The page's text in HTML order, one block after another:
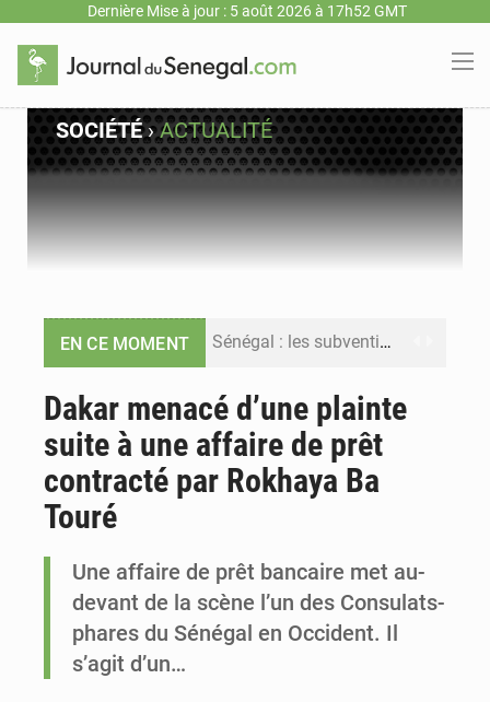
Dernière Mise à jour : 5 août 2026 à 17h52 GMT
SOCIÉTÉ›ACTUALITÉ
EN CE MOMENT Sénégal : les subventions à l’énergie bondissent à 729 milliards FCFA pour contenir les prix des carburants et de l’électricité
Sénégal : Ousmane Diagne prêtera serment le 11 août comme président du Conseil constitutionnel
Dakar menacé d’une plainte
suite à une affaire de prêt
contracté par Rokhaya Ba
Touré
Une affaire de prêt bancaire met au-
devant de la scène l’un des Consulats-
phares du Sénégal en Occident. Il
s’agit d’un…